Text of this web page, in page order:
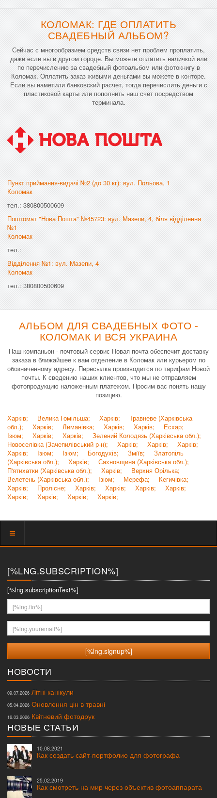
КОЛОМАК: ГДЕ ОПЛАТИТЬ
СВАДЕБНЫЙ АЛЬБОМ?
Сейчас с многообразием средств связи нет проблем проплатить,
даже если вы в другом городе. Вы можете оплатить наличкой или
по перечислению за свадебный фотоальбом или фотокнигу в
Коломак. Оплатить заказ живыми деньгами вы можете в конторе.
Если вы наметили банковский расчет, тогда перечислить деньги с
пластиковой карты или пополнить наш счет посредством
терминала.
Пункт приймання-видачі №2 (до 30 кг): вул. Польова, 1
Коломак
тел.: 380800500609
Поштомат "Нова Пошта" №45723: вул. Мазепи, 4, біля відділення
№1
Коломак
тел.:
Відділення №1: вул. Мазепи, 4
Коломак
тел.: 380800500609
АЛЬБОМ ДЛЯ СВАДЕБНЫХ ФОТО -
КОЛОМАК И ВСЯ УКРАИНА
Наш компаньон - почтовый сервис Новая почта обеспечит доставку
заказа в ближайшее к вам отделение в Коломак или курьером по
обозначенному адресу. Пересылка производится по тарифам Новой
почты. К сведению наших клиентов, что мы не отправляем
фотопродукцию наложенным платежом. Просим вас понять нашу
позицию.
Харків; Велика Гомільша; Харків;
Травневе (Харківська
обл.);
Харків; Лиманівка; Харків; Харків;
Есхар;
Ізюм;
Харків; Харків;
Зелений Колодязь (Харківська обл.);
Новоселівка (Зачепилівський р-н);
Харків; Харків;
Харків;
Харків;
Ізюм; Ізюм; Богодухів; Зміїв;
Златопіль
(Харківська обл.);
Харків;
Сахновщина (Харківська обл.);
П'ятихатки (Харківська обл.);
Харків;
Верхня Орілька;
Велетень (Харківська обл.);
Ізюм; Мерефа;
Кегичівка;
Харків;
Пролісне; Харків; Харків; Харків;
Харків;
Харків;
Харків; Харків; Харків;
Показать
[%LNG.SUBSCRIPTION%]
[%lng.subscriptionText%]
[%lng.fio%]
[%lng.youremail%]
НОВОСТИ
09.07.2026 Літні канікули
05.04.2026 Оновлення цін в травні
16.03.2026 Квітневий фотодрук
НОВЫЕ СТАТЬИ
10.08.2021
Как создать сайт-портфолио для фотографа
25.02.2019
Как смотреть на мир через объектив фотоаппарата